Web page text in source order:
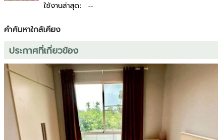
ใช้งานล่าสุด:
--
คำค้นหาใกล้เคียง
ประกาศที่เกี่ยวข้อง